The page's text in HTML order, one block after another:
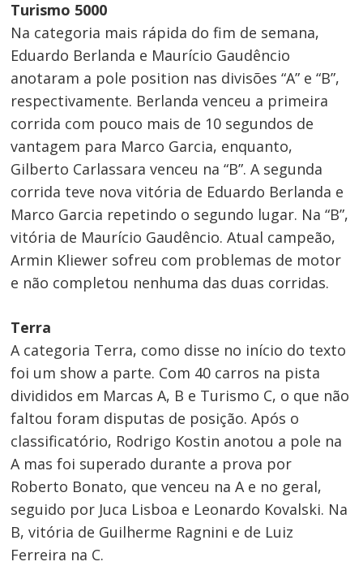
Turismo 5000
Na categoria mais rápida do fim de semana,
Eduardo Berlanda e Maurício Gaudêncio
anotaram a pole position nas divisões “A” e “B”,
respectivamente. Berlanda venceu a primeira
corrida com pouco mais de 10 segundos de
vantagem para Marco Garcia, enquanto,
Gilberto Carlassara venceu na “B”. A segunda
corrida teve nova vitória de Eduardo Berlanda e
Marco Garcia repetindo o segundo lugar. Na “B”,
vitória de Maurício Gaudêncio. Atual campeão,
Armin Kliewer sofreu com problemas de motor
e não completou nenhuma das duas corridas.
Terra
A categoria Terra, como disse no início do texto
foi um show a parte. Com 40 carros na pista
divididos em Marcas A, B e Turismo C, o que não
faltou foram disputas de posição. Após o
classificatório, Rodrigo Kostin anotou a pole na
A mas foi superado durante a prova por
Roberto Bonato, que venceu na A e no geral,
seguido por Juca Lisboa e Leonardo Kovalski. Na
B, vitória de Guilherme Ragnini e de Luiz
Ferreira na C.
Post